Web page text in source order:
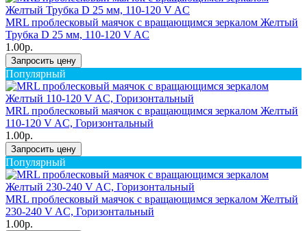
MRL проблесковый маячок с вращающимся зеркалом Желтый
Трубка D 25 мм, 110-120 V AC
1.00р.
Запросить цену
Популярный
MRL проблесковый маячок с вращающимся зеркалом Желтый
110-120 V AC, Горизонтальный
1.00р.
Запросить цену
Популярный
MRL проблесковый маячок с вращающимся зеркалом Желтый
230-240 V AC, Горизонтальный
1.00р.